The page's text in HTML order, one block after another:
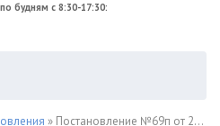
будням с 8:30-17:30:
» Постановление №69п от 28 февраля 2022г. об установке дорожных знаков и упорядочения движения автотранспорта по улицам Бараненко и Набережная